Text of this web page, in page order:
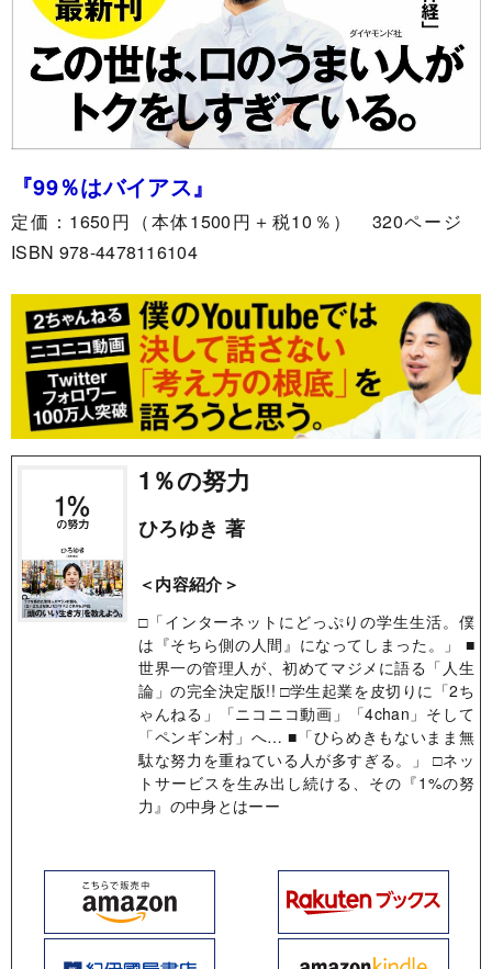
『99％はバイアス』
定価：1650円（本体1500円＋税10％） 320ページ
ISBN 978-4478116104
1％の努力
ひろゆき 著
＜内容紹介＞
□「インターネットにどっぷりの学生生活。僕
は『そちら側の人間』になってしまった。」 ■
世界一の管理人が、初めてマジメに語る「人生
論」の完全決定版!! □学生起業を皮切りに「2ち
ゃんねる」「ニコニコ動画」「4chan」そして
「ペンギン村」へ… ■「ひらめきもないまま無
駄な努力を重ねている人が多すぎる。」 □ネッ
トサービスを生み出し続ける、その『1%の努
力』の中身とはーー